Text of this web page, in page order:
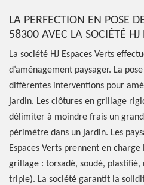
LA PERFECTION EN POSE
58300 AVEC LA SOCIÉTÉ HJ
La société HJ Espaces Verts
d’aménagement paysager. La
différentes interventions pour
jardin. Les clôtures en grillage
délimiter à moindre frais un grand
périmètre dans un jardin. Les
Espaces Verts prennent en
grillage : torsadé, soudé,
triple). La société garantit la